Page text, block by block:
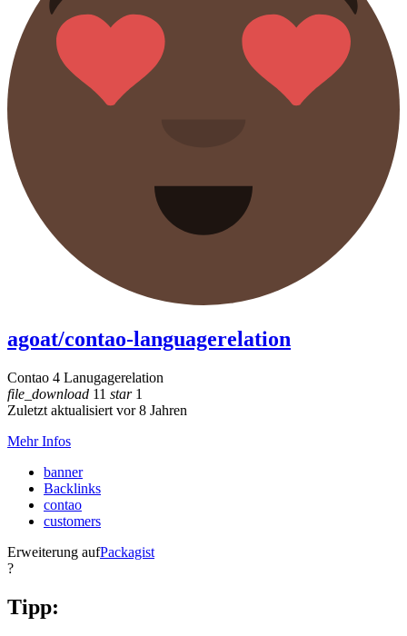
agoat/contao-languagerelation
Contao 4 Lanugagerelation
file_download 11 star1
Zuletzt aktualisiert vor 8 Jahren
Mehr Infos
banner
Backlinks
contao
customers
Erweiterung aufPackagist
?
Tipp: